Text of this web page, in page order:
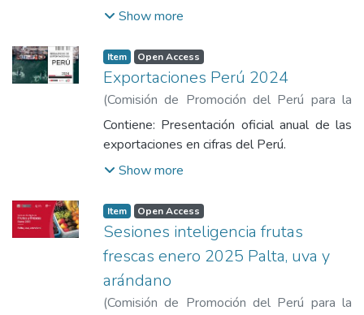
millones / +80,4%), entre otros.
Show more
Item Open Access
Exportaciones Perú 2024
(Comisión de Promoción del Perú para la
Exportación y el Turismo,2024)Comisión
de Promoción del Perú para la Exportación
Contiene: Presentación oficial anual de las
exportaciones en cifras del Perú.
Show more
Item Open Access
Sesiones inteligencia frutas
frescas enero 2025 Palta, uva y
arándano
(Comisión de Promoción del Perú para la